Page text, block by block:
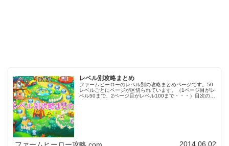
レベル別攻略まとめ
ファームヒーローのレベル別の攻略まとめページです。50
レベルごとにページが区切られています。（1ページ目がレ
ベル50まで、2ページ目がレベル100まで・・・）目次のリ
2014.06.02